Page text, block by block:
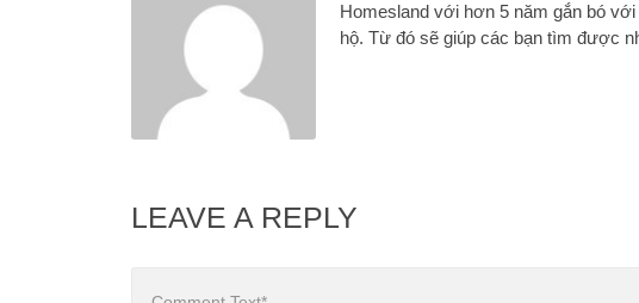
Homesland với hơn 5 năm gắn bó
hộ. Từ đó sẽ giúp các bạn tìm được
LEAVE A REPLY